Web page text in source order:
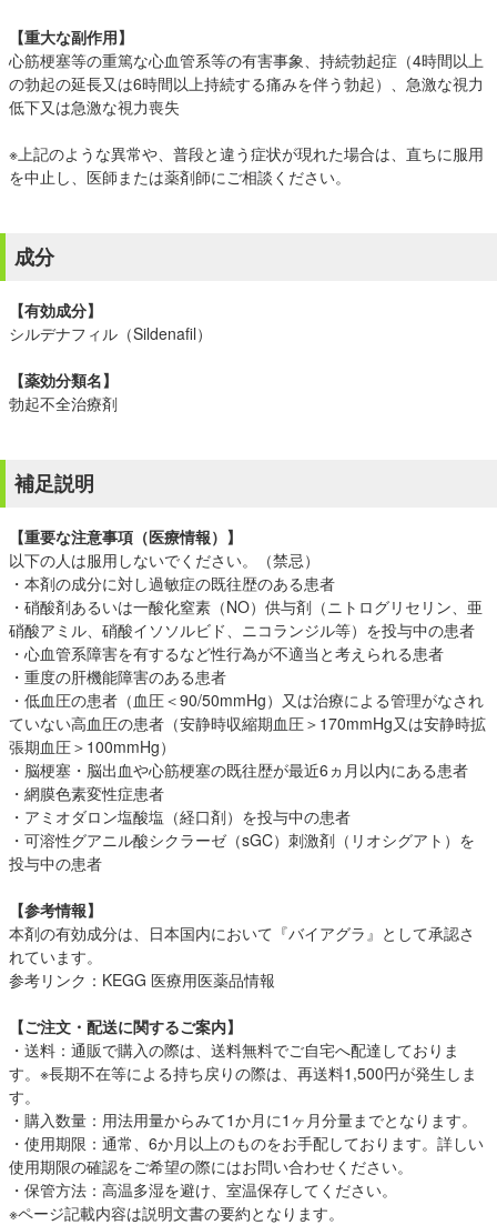
【重大な副作用】
心筋梗塞等の重篤な心血管系等の有害事象、持続勃起症（4時間以上
の勃起の延長又は6時間以上持続する痛みを伴う勃起）、急激な視力
低下又は急激な視力喪失
※上記のような異常や、普段と違う症状が現れた場合は、直ちに服用
を中止し、医師または薬剤師にご相談ください。
成分
【有効成分】
シルデナフィル（Sildenafil）
【薬効分類名】
勃起不全治療剤
補足説明
【重要な注意事項（医療情報）】
以下の人は服用しないでください。（禁忌）
・本剤の成分に対し過敏症の既往歴のある患者
・硝酸剤あるいは一酸化窒素（NO）供与剤（ニトログリセリン、亜
硝酸アミル、硝酸イソソルビド、ニコランジル等）を投与中の患者
・心血管系障害を有するなど性行為が不適当と考えられる患者
・重度の肝機能障害のある患者
・低血圧の患者（血圧＜90/50mmHg）又は治療による管理がなされ
ていない高血圧の患者（安静時収縮期血圧＞170mmHg又は安静時拡
張期血圧＞100mmHg）
・脳梗塞・脳出血や心筋梗塞の既往歴が最近6ヵ月以内にある患者
・網膜色素変性症患者
・アミオダロン塩酸塩（経口剤）を投与中の患者
・可溶性グアニル酸シクラーゼ（sGC）刺激剤（リオシグアト）を
投与中の患者
【参考情報】
本剤の有効成分は、日本国内において『バイアグラ』として承認さ
れています。
参考リンク： KEGG 医療用医薬品情報
【ご注文・配送に関するご案内】
・送料：通販で購入の際は、送料無料でご自宅へ配達しておりま
す。※長期不在等による持ち戻りの際は、再送料1,500円が発生しま
す。
・購入数量：用法用量からみて1か月に1ヶ月分量までとなります。
・使用期限：通常、6か月以上のものをお手配しております。詳しい
使用期限の確認をご希望の際にはお問い合わせください。
・保管方法：高温多湿を避け、室温保存してください。
※ページ記載内容は説明文書の要約となります。